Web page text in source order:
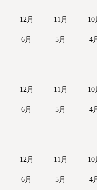
12月 11月 10
6月 5月 4月
12月 11月 10
6月 5月 4月
12月 11月 10
6月 5月 4月